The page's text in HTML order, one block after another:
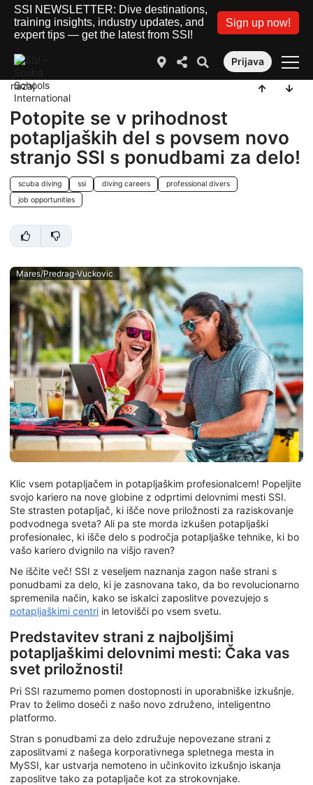
SSI NEWSLETTER: Dive destinations,
training insights, industry updates, and
expert tips — get the latest from SSI!
Sign up now!
Prijava
nazaj
Potopite se v prihodnost
potapljaških del s povsem novo
stranjo SSI s ponudbami za delo!
scuba diving ssi diving careers
professional divers
job opportunities
Mares/Predrag-Vuckovic
Klic vsem potapljačem in potapljaškim profesionalcem! Popeljite
svojo kariero na nove globine z odprtimi delovnimi mesti SSI.
Ste strasten potapljač, ki išče nove priložnosti za raziskovanje
podvodnega sveta? Ali pa ste morda izkušen potapljaški
profesionalec, ki išče delo s področja potapljaške tehnike, ki bo
vašo kariero dvignilo na višjo raven?
Ne iščite več! SSI z veseljem naznanja zagon naše strani s
ponudbami za delo, ki je zasnovana tako, da bo revolucionarno
spremenila način, kako se iskalci zaposlitve povezujejo s
potapljaškimi centri in letovišči po vsem svetu.
Predstavitev strani z najboljšimi
potapljaškimi delovnimi mesti: Čaka vas
svet priložnosti!
Pri SSI razumemo pomen dostopnosti in uporabniške izkušnje.
Prav to želimo doseči z našo novo združeno, inteligentno
platformo.
Stran s ponudbami za delo združuje nepovezane strani z
zaposlitvami z našega korporativnega spletnega mesta in
MySSI, kar ustvarja nemoteno in učinkovito izkušnjo iskanja
zaposlitve tako za potapljače kot za strokovnjake.